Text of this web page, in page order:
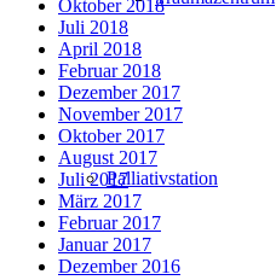
Palliativstation
Oktober 2018
Juli 2018
April 2018
Februar 2018
Dezember 2017
November 2017
Oktober 2017
August 2017
Juli 2017
März 2017
Februar 2017
Januar 2017
Dezember 2016